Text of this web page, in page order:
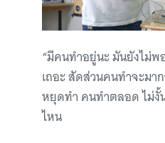
“มีคนทำอยู่นะ มันยังไม่พ
เถอะ สัดส่วนคนทำจะม
หยุดทำ คนทำตลอด ไม่งั้
ไหน